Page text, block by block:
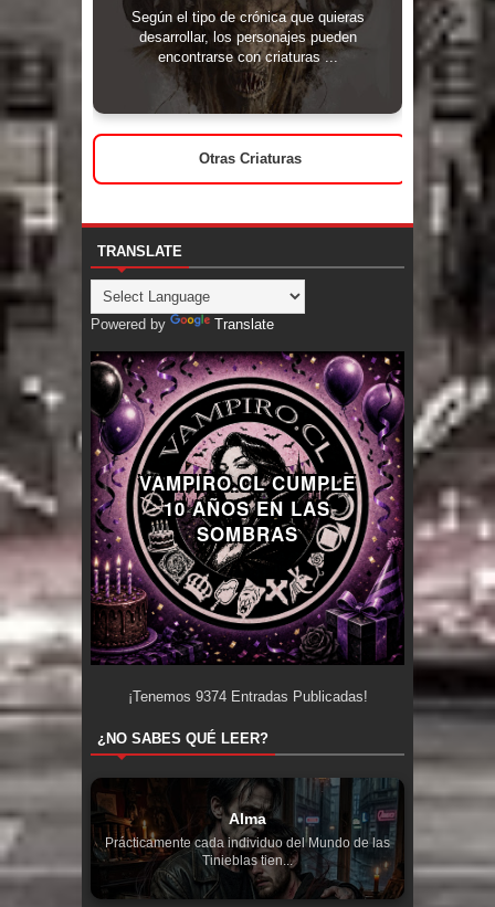
Según el tipo de crónica que quieras
desarrollar, los personajes pueden
encontrarse con criaturas ...
Otras Criaturas
TRANSLATE
Powered by Translate
VAMPIRO.CL CUMPLE
10 AÑOS EN LAS
SOMBRAS
¡Tenemos 9374Entradas Publicadas!
¿NO SABES QUÉ LEER?
Alma
Prácticamente cada individuo del Mundo de las
Tinieblas tien...